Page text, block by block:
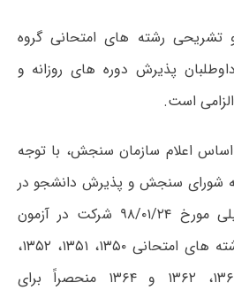
رشته های امتحانی گروه
پذیرش دوره های روزانه و
اساس اعلام سازمان سنجش، با توجه
شورای سنجش و پذیرش دانشجو در
دوره‌های تحصیلات تکمیلی مورخ ۹۸/۰۱/۲۴ شرکت در آزمون
عملی و تشریحی در کدرشته های امتحانی ۱۳۵۰، ۱۳۵۱، ۱۳۵۲،
۱۳۵۶، ۱۳۵۷، ۱۳۵۸، ۱۳۶۰، ۱۳۶۲ و ۱۳۶۴ منحصراً برای